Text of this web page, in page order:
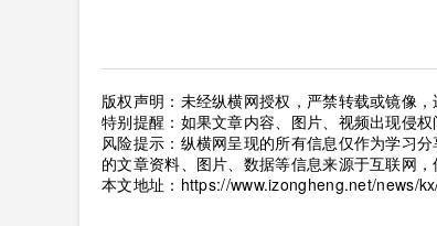
版权声明：未经纵横网授权，严禁转载或镜像，
特别提醒：如果文章内容、图片、视频出现侵权
风险提示：纵横网呈现的所有信息仅作为学习
的文章资料、图片、数据等信息来源于互联网
本文地址： https://www.izongheng.net/news/